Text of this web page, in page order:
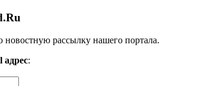
рассылку нашего портала.
адрес: